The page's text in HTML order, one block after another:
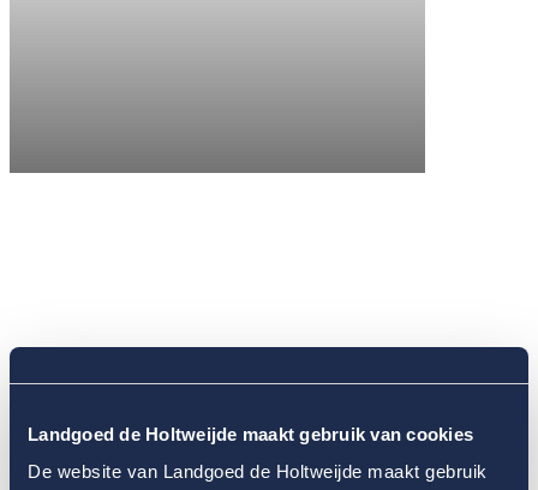
Landgoed de Holtweijde maakt gebruik van cookies
De website van Landgoed de Holtweijde maakt gebruik